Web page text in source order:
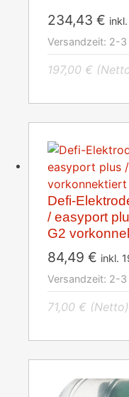
234,43 €
Versandzeit: 2-3
197,00 €
Defi-
/ easyport
G2
84,49 € inkl.
Versandzeit: 2-3
71,00 € (Netto)